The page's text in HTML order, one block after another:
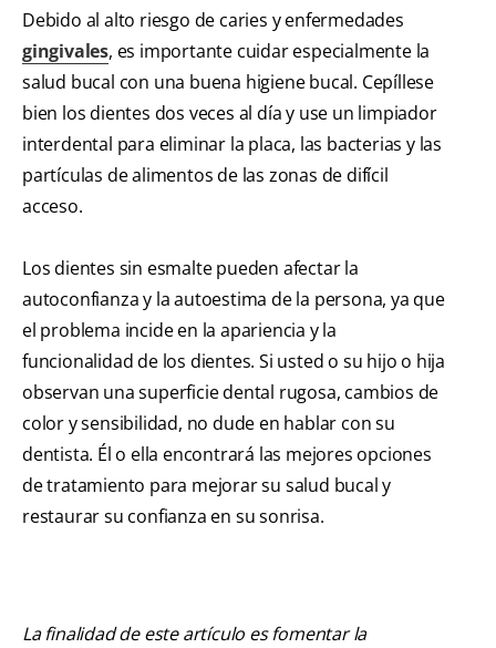
Debido al alto riesgo de caries y enfermedades
gingivales, es importante cuidar especialmente la
salud bucal con una buena higiene bucal. Cepíllese
bien los dientes dos veces al día y use un limpiador
interdental para eliminar la placa, las bacterias y las
partículas de alimentos de las zonas de difícil
acceso.
Los dientes sin esmalte pueden afectar la
autoconfianza y la autoestima de la persona, ya que
el problema incide en la apariencia y la
funcionalidad de los dientes. Si usted o su hijo o hija
observan una superficie dental rugosa, cambios de
color y sensibilidad, no dude en hablar con su
dentista. Él o ella encontrará las mejores opciones
de tratamiento para mejorar su salud bucal y
restaurar su confianza en su sonrisa.
La finalidad de este artículo es fomentar la